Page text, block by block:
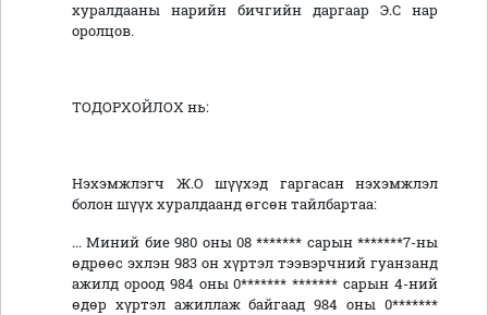
хуралдааны нарийн бичгийн даргаар Э.С нар
оролцов.
ТОДОРХОЙЛОХ нь:
Нэхэмжлэгч Ж.О шүүхэд гаргасан нэхэмжлэл
болон шүүх хуралдаанд өгсөн тайлбартаа:
... Миний бие 980 оны 08 ******* сарын *******7-ны
өдрөөс эхлэн 983 он хүртэл тээвэрчний гуанзанд
ажилд ороод 984 оны 0******* ******* сарын 4-ний
өдөр хүртэл ажиллаж байгаад 984 оны 0*******